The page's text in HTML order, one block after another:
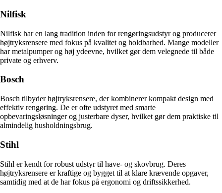
Nilfisk
Nilfisk har en lang tradition inden for rengøringsudstyr og producerer
højtryksrensere med fokus på kvalitet og holdbarhed. Mange modeller
har metalpumper og høj ydeevne, hvilket gør dem velegnede til både
private og erhverv.
Bosch
Bosch tilbyder højtryksrensere, der kombinerer kompakt design med
effektiv rengøring. De er ofte udstyret med smarte
opbevaringsløsninger og justerbare dyser, hvilket gør dem praktiske til
almindelig husholdningsbrug.
Stihl
Stihl er kendt for robust udstyr til have- og skovbrug. Deres
højtryksrensere er kraftige og bygget til at klare krævende opgaver,
samtidig med at de har fokus på ergonomi og driftssikkerhed.